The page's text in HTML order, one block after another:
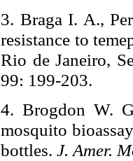
3. Braga I. A.,
resistance to
Rio de Janeiro,
99: 199-203.
4. Brogdon W.
mosquito
bottles. J. Amer.